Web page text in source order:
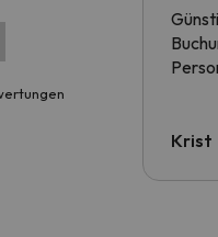
Krist